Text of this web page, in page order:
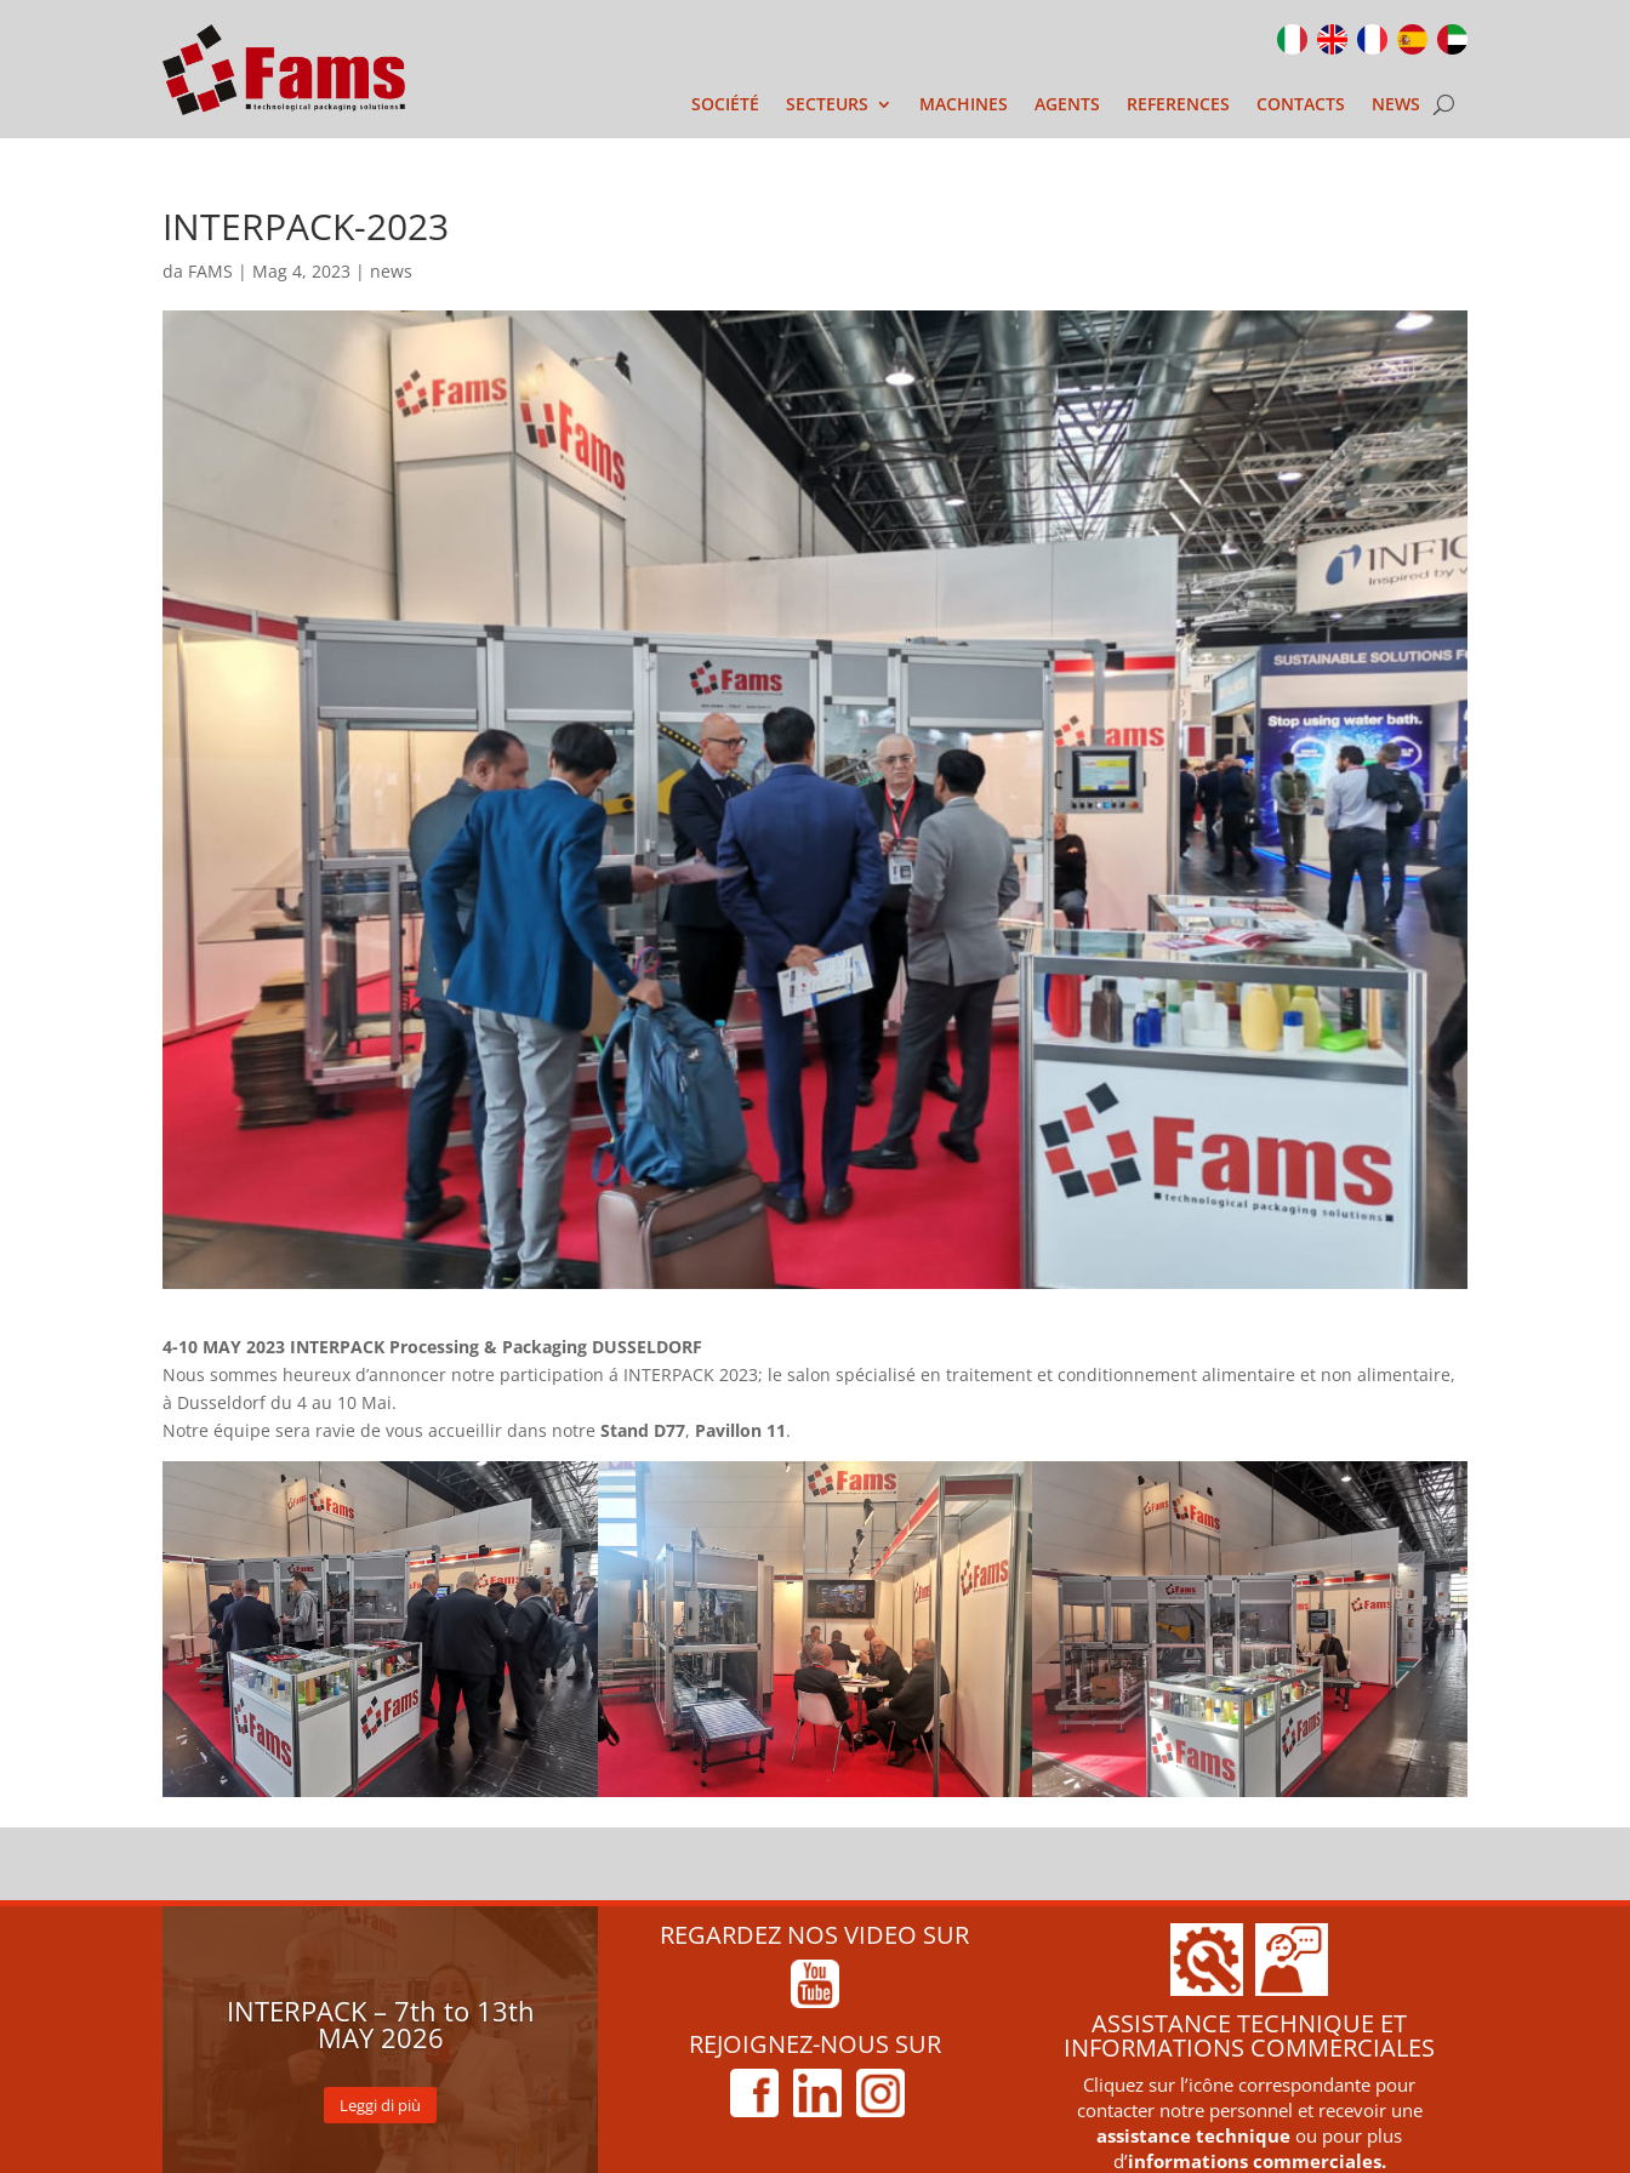
SOCIÉTÉ SECTEURS MACHINES AGENTS REFERENCES CONTACTS NEWS
INTERPACK-2023
da FAMS | Mag 4, 2023 | news
4-10 MAY 2023 INTERPACK Processing & Packaging DUSSELDORF
Nous sommes heureux d’annoncer notre participation á INTERPACK 2023; le salon spécialisé en traitement et conditionnement alimentaire et non alimentaire,
à Dusseldorf du 4 au 10 Mai.
Notre équipe sera ravie de vous accueillir dans notreStand D77, Pavillon 11.
INTERPACK – 7th to 13th
MAY 2026
Leggi di più
REGARDEZ NOS VIDEO SUR
REJOIGNEZ-NOUS SUR
ASSISTANCE TECHNIQUE ET
INFORMATIONS COMMERCIALES
Cliquez sur l’icône correspondante pour
contacter notre personnel et recevoir une
assistance technique ou pour plus
d’informations commerciales.